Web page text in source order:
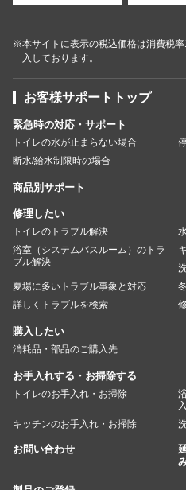
※本サイトに表示の税込価格は消費税
入しております。
お客様サポートトップ
緊急時の対応・サポート
トイレの水が止まらない場合
断水/給水制限時の場合
商品別サポート
修理したい
トイレのトラブル解決
浴室（システムバスルーム）のトラ
ブル解決
夏場に多いトラブル事象と対応
詳しくトラブルを検索
購入したい
消耗品・部品のご購入先
お手入れする・お掃除する
トイレのお手入れ・お掃除
キッチンのお手入れ・お掃除
お問い合わせ